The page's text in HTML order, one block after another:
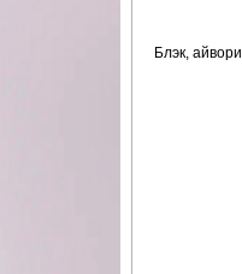
Блэк, айвори